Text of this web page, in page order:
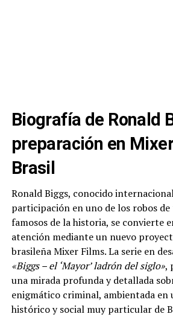
Biografía de Ronald
preparación en
Brasil
Ronald Biggs, conocido
participación en uno de los robos de
famosos de la historia, se convierte
atención mediante un nuevo
brasileña Mixer Films. La serie en
«Biggs – el ‘Mayor’ ladrón del siglo»,
una mirada profunda y detallada
enigmático criminal, ambientada en
histórico y social muy particular de